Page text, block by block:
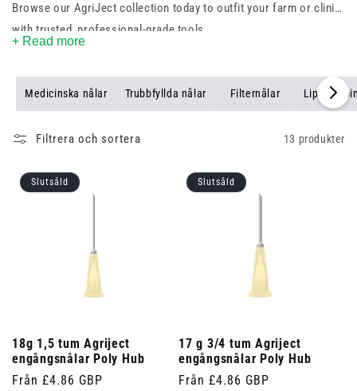
Browse our AgriJect collection today to outfit your farm or clinic
with trusted, professional-grade tools.
+ Read more
Medicinska nålar Trubbfyllda nålar Filternålar
Filtrera och sortera 13 produkter
Slutsåld
18g 1,5 tum Agriject
engångsnålar Poly Hub
Ordinarie
Från £4.86 GBP
Slutsåld
17 g 3/4 tum Agriject
engångsnålar Poly Hub
Ordinarie
Från £4.86 GBP